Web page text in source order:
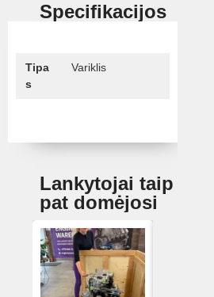
Specifikacijos
Tipa
s
Variklis
Lankytojai taip
pat domėjosi